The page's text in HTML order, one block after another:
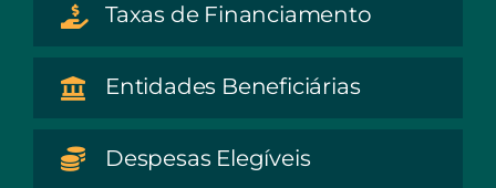
Taxas de Financiamento
Entidades Beneficiárias
Despesas Elegíveis